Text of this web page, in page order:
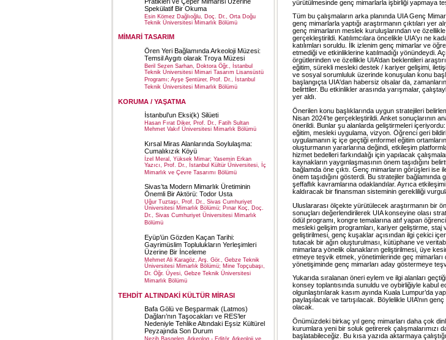
Spekülatif Bir Okuma
Esin Kömez Dağlıoğlu, Doç. Dr., Orta Doğu
Teknik Üniversitesi Mimarlık Bölümü
MİMARİ TASARIM
Ören Yeri Bağlamında Arkeoloji Müzesi:
Temsil Aygıtı olarak Troya Müzesi
Beril Sezen Sarhan, Doktora Öğr., İstanbul
Teknik Üniversitesi Mimari Tasarım Lisansüstü
Programı; Ayşe Şentürer, Prof. Dr., İstanbul
Teknik Üniversitesi Mimarlık Bölümü
KORUMA / YAŞATMA
İstanbul’un Eksi(k) Silüeti
Hasan Fırat Diker, Prof. Dr., Fatih Sultan
Mehmet Vakıf Üniversitesi Mimarlık Bölümü
Kırsal Miras Alanlarında Soylulaşma:
Cumalıkızık Köyü
İzel Meral, Yüksek Mimar; Yasemin Erkan
Yazıcı, Prof. Dr., İstanbul Kültür Üniversitesi, İç
Mimarlık ve Çevre Tasarımı Bölümü
Sivas’ta Modern Mimarlık Üretiminin
Önemli Bir Aktörü: Todor Usta
Uğur Tuztaşı, Prof. Dr., Sivas Cumhuriyet
Üniversitesi Mimarlık Bölümü; Pınar Koç, Doç.
Dr., Sivas Cumhuriyet Üniversitesi Mimarlık
Bölümü
Eyüp’ün Gözden Kaçan Tarihi:
Gayrimüslim Toplulukların Yerleşimleri
Üzerine Bir İnceleme
Mehmet Ali Karagöz, Arş. Gör., Gebze Teknik
Üniversitesi Mimarlık Bölümü; Mine Topçubaşı,
Dr. Öğr. Üyesi, Gebze Teknik Üniversitesi
Mimarlık Bölümü
TEHDİT ALTINDAKİ KÜLTÜR MİRASI
Bafa Gölü ve Beşparmak (Latmos)
Dağları’nın Taşocakları ve RES’ler
Nedeniyle Tehlike Altındaki Eşsiz Kültürel
Peyzajında Son Durum
yürütülmesinde genç mimarlarla işbirliği yapmaya
Tüm bu çalışmaların arka planında UIA Genç
genç mimarlarla yaptığı araştırmanın çıktıları yer
genç mimarların meslek kuruluşlarından ve
gerçekleştirildi. Katılımcılara öncelikle UIA'yı ne
katılımları soruldu. İlk izlenim genç mimarlar ve
etmediği ve etkinliklerine katılmadığı yönündeydi.
örgütlerinden ve özellikle UIA’dan beklentileri
eğitim, sürekli mesleki destek / kariyer gelişimi,
ve sosyal sorumluluk üzerinde konuşulan konu
başlangıçta UIA'dan habersiz olsalar da,
belirttiler. Bu etkinlikler arasında yarışmalar,
yer aldı.
Önerilen konu başlıklarında uygun stratejileri
Nisan 2024’te gerçekleştirildi. Anket sonuçlarının
önerildi. Bunlar şu alanlarda geliştirmeleri
eğitim, mesleki uygulama, vizyon. Öğrenci geri
uygulamanın iç içe geçtiği enformel eğitim
oluşturmanın yararlarına değindi, etkileşim
hizmet bedelleri farkındalığı için yapılacak
kaynakların yaygınlaşmasının önem taşıdığını
bağlamda öne çıktı. Genç mimarların görüşleri ise
önem taşıdığını gösterdi. Bu stratejiler
şeffaflık kavramlarına odaklandılar. Ayrıca
kaldıracak bir finansman sisteminin gerekliliği
Uluslararası ölçekte yürütülecek araştırmanın bir
sonuçları değerlendirilerek UIA konseyine olası
ödül programı, kongre temalarına atıf yapan
mesleki gelişim programları, kariyer geliştirme, staj
geliştirilmesi, genç kuşaklar açısından ilgi çekici
tutacak bir ağın oluşturulması, kütüphane ve
mimarlara yönelik olanakların geliştirilmesi, üye
etmeye teşvik etmek, yönetimlerinde geç
yönetişiminde genç mimarları aday göstermeye
Yukarıda sıralanan öneri eylem ve ilgi alanları
konsey toplantısında sunuldu ve oybirliğiyle kabul
olgunlaştırılarak kasım ayında Kuala Lumpur’da
paylaşılacak ve tartışılacak. Böylelikle UIA’nın
olacak.
Önümüzdeki birkaç yıl genç mimarları daha çok
kurumlara yeni bir soluk getirerek çalışmalarımızı
başlatabileceğiz. Bu kısa yazıda aktarmaya